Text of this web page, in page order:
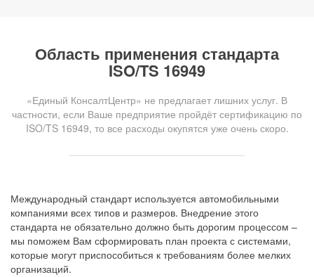
Область применения стандарта
ISO/TS 16949
«Единый КонсалтЦентр» не предлагает лишних услуг. В
частности, если Ваше предприятие пройдёт сертификацию по
ISO/TS 16949, то все расходы окупятся уже очень скоро.
Международный стандарт используется автомобильными
компаниями всех типов и размеров. Внедрение этого
стандарта не обязательно должно быть дорогим процессом –
мы поможем Вам сформировать план проекта с системами,
которые могут приспособиться к требованиям более мелких
организаций.